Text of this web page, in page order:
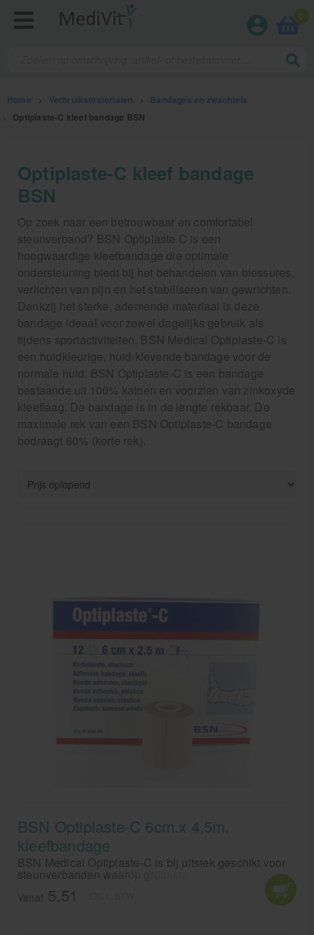
0
Home Verbruiksmaterialen Bandages en zwachtels
Optiplaste-C kleef bandage BSN
Fysiotherapieproducten
Verbruiksmaterialen
Kinesiotape
Sporttape
Bandages en zwachtels
Farmaceutische artikelen
Verzorgingskoffers | Bidonkratten
Voedingssupplementen
Huidverzorging
Massage
Massagetafels
Optiplaste-C kleef bandage
BSN
Op zoek naar een betrouwbaar en comfortabel
steunverband? BSN Optiplaste C is een
hoogwaardige kleefbandage die optimale
ondersteuning biedt bij het behandelen van blessures,
verlichten van pijn en het stabiliseren van gewrichten.
Dankzij het sterke, ademende materiaal is deze
bandage ideaal voor zowel dagelijks gebruik als
tijdens sportactiviteiten. BSN Medical Optiplaste-C is
een huidkleurige, huid-klevende bandage voor de
normale huid. BSN Optiplaste-C is een bandage
bestaande uit 100% katoen en voorzien van zinkoxyde
kleeflaag. De bandage is in de lengte rekbaar. De
maximale rek van een BSN Optiplaste-C bandage
bedraagt 60% (korte rek).
BSN Optiplaste-C 6cm.x 4,5m.
kleefbandage
BSN Medical Optiplaste-C is bij uitstek geschikt voor
steunverbanden waarop grote krachten worden
uitgeoefend. BSN Optiplaste-C kun je los bestellen of
per doos.
Vanaf 5,51